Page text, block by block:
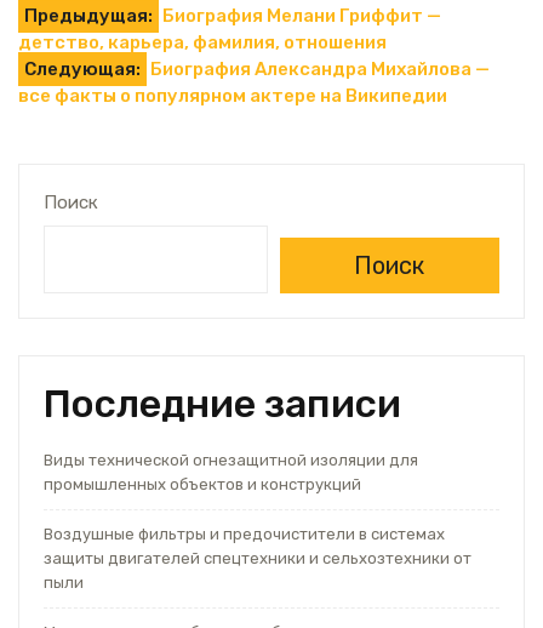
Навигация
по
записям
Предыдущая: Биография Мелани Гриффит —
детство, карьера, фамилия, отношения
Следующая: Биография Александра Михайлова —
все факты о популярном актере на Википедии
Поиск
Поиск
Последние записи
Виды технической огнезащитной изоляции для
промышленных объектов и конструкций
Воздушные фильтры и предочистители в системах
защиты двигателей спецтехники и сельхозтехники от
пыли